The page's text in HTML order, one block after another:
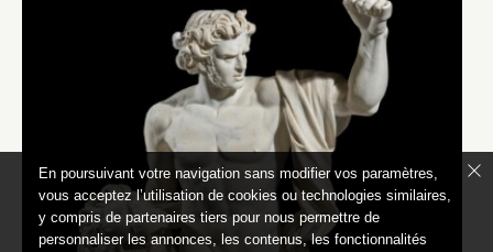
En poursuivant votre navigation sans modifier vos paramètres,
vous acceptez l’utilisation de cookies ou technologies similaires,
y compris de partenaires tiers pour nous permettre de
personnaliser les annonces, les contenus, les fonctionnalités